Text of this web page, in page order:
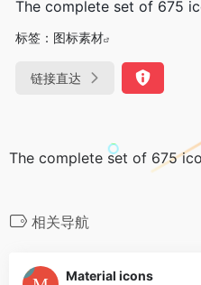
The complete set of 675
标签： 图标素材
链接直达
The complete set of 675
相关导航
Material icons